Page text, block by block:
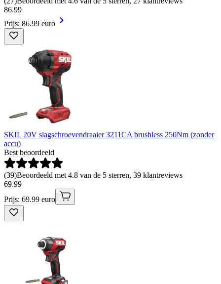
86.99
Prijs: 86.99 euro
SKIL 20V slagschroevendraaier 3211CA brushless 250Nm (zonder
accu)
Best beoordeeld
(39)Beoordeeld met 4.8 van de 5 sterren, 39 klantreviews
69.99
Prijs: 69.99 euro